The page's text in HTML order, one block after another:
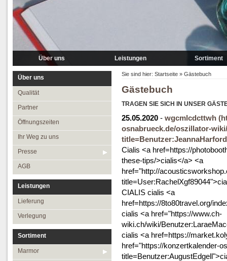
Über uns
Partner
Ihr Weg zu uns
Presse
Leistungen
Lieferung
Verlegung
Sortiment
Marmor
Granit R-Z
Mosaik
Leisten
Medallions
Antikmarmor
Über uns
Qualität
Partner
Öffnungszeiten
Ihr Weg zu uns
Presse
AGB
Leistungen
Lieferung
Verlegung
Sortiment
Marmor
Sie sind hier: Startseite » Gästebuch
Gästebuch
TRAGEN SIE SICH IN UNSER
25.05.2020 - wgcmlcdcttwh
osnabrueck.de/oszillator-
Cialis <a href=https://
these-tips/>cialis</a> <a
href="http://
CIALIS cialis <a
href=https://8to80travel.org/
cialis <a href="https://www.ch-
wiki.ch/wiki/
cialis <a href=https://
href="https://konzertkalender-